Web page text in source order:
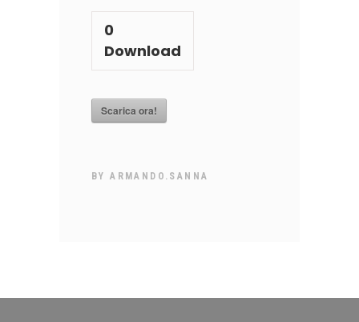
0
Download
Scarica ora!
BYARMANDO.SANNA